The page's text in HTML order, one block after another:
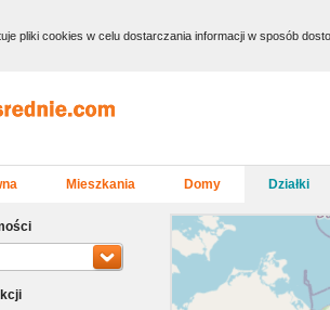
pliki cookies w celu dostarczania informacji w sposób
Mieszkania Domy Działki